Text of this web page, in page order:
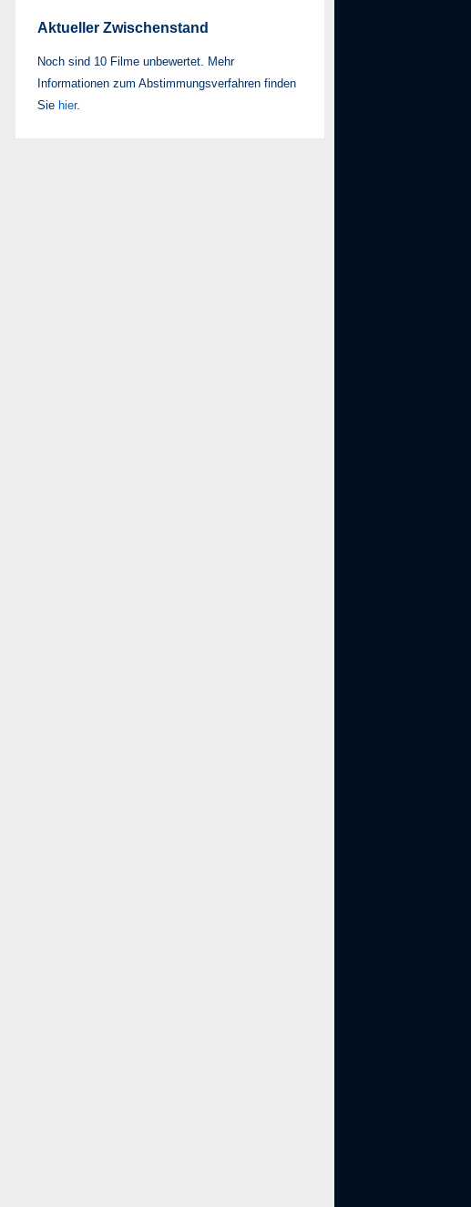
Aktueller Zwischenstand
Noch sind 10 Filme unbewertet. Mehr
Informationen zum Ab­stim­mungs­ver­fah­ren finden
Sie hier.